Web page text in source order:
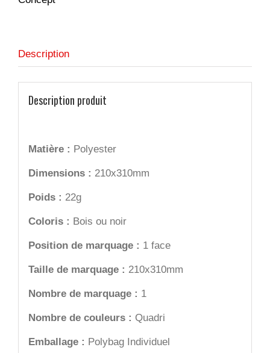
Description
Description produit
Matière : Polyester
Dimensions : 210x310mm
Poids : 22g
Coloris : Bois ou noir
Position de marquage : 1 face
Taille de marquage : 210x310mm
Nombre de marquage : 1
Nombre de couleurs : Quadri
Emballage : Polybag Individuel